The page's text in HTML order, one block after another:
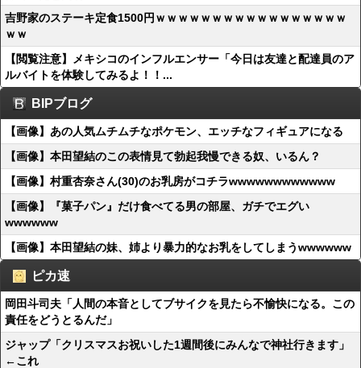
吉野家のステーキ定食1500円ｗｗｗｗｗｗｗｗｗｗｗｗｗｗｗｗｗ
ｗｗ
【閲覧注意】メキシコのインフルエンサー「今日は友達と配達員のア
ルバイトを体験してみるよ！！...
BIPブログ
【画像】あの人気ムチムチなポケモン、エッチなフィギュアになる
【画像】本田望結のこの表情見て勃起我慢できる奴、いるん？
【画像】村重杏奈さん(30)のお乳房がコチラwwwwwwwwwwww
【画像】『菓子パン』だけ食べてる男の部屋、ガチでエグい
wwwwww
【画像】本田望結の妹、姉より暴力的なお乳をしてしまうwwwwww
ピカ速
岡田斗司夫「人間の本音としてブサイクを見たら不愉快になる。この
責任をどうとるんだ」
ジャップ「クリスマスお祝いした1週間後にみんなで神社行きます」
←これ